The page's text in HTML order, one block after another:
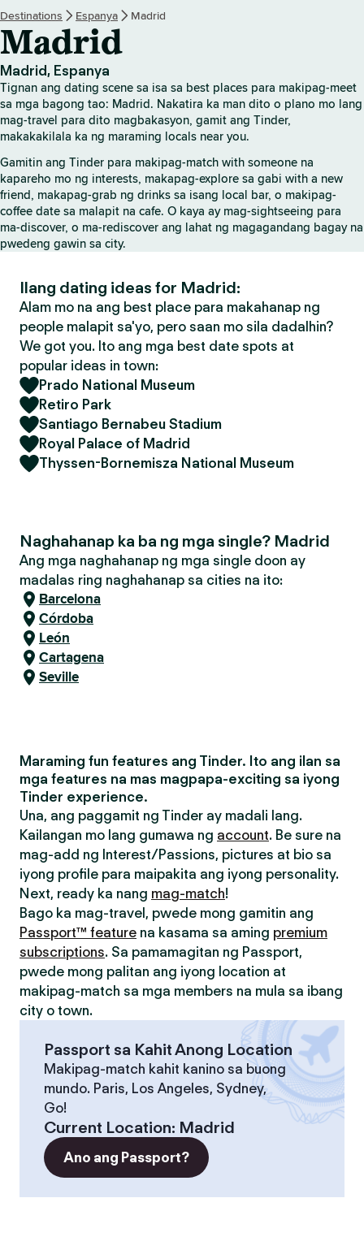
Destinations Espanya Madrid
Madrid
Madrid, Espanya
Tignan ang dating scene sa isa sa best places para makipag-meet
sa mga bagong tao: Madrid. Nakatira ka man dito o plano mo lang
mag-travel para dito magbakasyon, gamit ang Tinder,
makakakilala ka ng maraming locals near you.
Gamitin ang Tinder para makipag-match with someone na
kapareho mo ng interests, makapag-explore sa gabi with a new
friend, makapag-grab ng drinks sa isang local bar, o makipag-
coffee date sa malapit na cafe. O kaya ay mag-sightseeing para
ma-discover, o ma-rediscover ang lahat ng magagandang bagay na
pwedeng gawin sa city.
Ilang dating ideas for Madrid:
Alam mo na ang best place para makahanap ng
people malapit sa'yo, pero saan mo sila dadalhin?
We got you. Ito ang mga best date spots at
popular ideas in town:
Prado National Museum
Retiro Park
Santiago Bernabeu Stadium
Royal Palace of Madrid
Thyssen-Bornemisza National Museum
Naghahanap ka ba ng mga single? Madrid
Ang mga naghahanap ng mga single doon ay
madalas ring naghahanap sa cities na ito:
Barcelona
Córdoba
León
Cartagena
Seville
Maraming fun features ang Tinder. Ito ang ilan sa
mga features na mas magpapa-exciting sa iyong
Tinder experience.
Una, ang paggamit ng Tinder ay madali lang.
Kailangan mo lang gumawa ng account. Be sure na
mag-add ng Interest/Passions, pictures at bio sa
iyong profile para maipakita ang iyong personality.
Next, ready ka nang mag-match!
Bago ka mag-travel, pwede mong gamitin ang
Passport™ feature na kasama sa aming premium
subscriptions. Sa pamamagitan ng Passport,
pwede mong palitan ang iyong location at
makipag-match sa mga members na mula sa ibang
city o town.
Passport sa Kahit Anong Location
Makipag-match kahit kanino sa buong
mundo. Paris, Los Angeles, Sydney,
Go!
Current Location: Madrid
Ano ang Passport?